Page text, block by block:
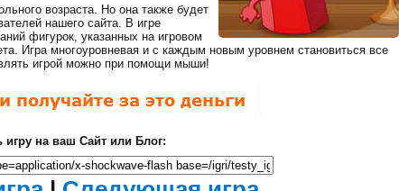
танки
возраста. Но она также будет
нашего сайта. В игре
фигурок, указанных на игровом
Игра многоуровневая и с каждым новым уровнем становиться все
игрой можно при помощи мыши!
Загрузка...
Закрыть
рекламу
Идет
игру на ваш Сайт или Блог: